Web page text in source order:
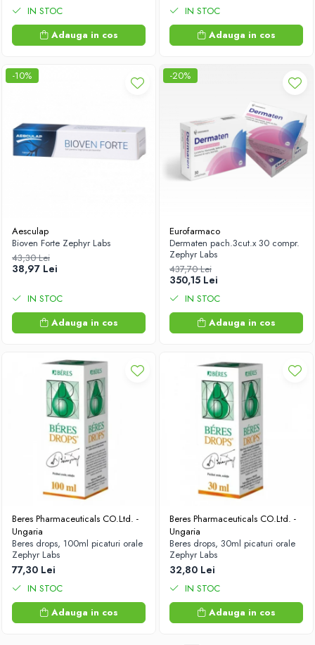
IN STOC
Adauga in cos
IN STOC
Adauga in cos
-10%
Aesculap
Bioven Forte Zephyr Labs
43,30 Lei
38,97 Lei
IN STOC
Adauga in cos
-20%
Eurofarmaco
Dermaten pach.3cut.x 30 compr.
Zephyr Labs
437,70 Lei
350,15 Lei
IN STOC
Adauga in cos
Beres Pharmaceuticals CO.Ltd. -
Ungaria
Beres drops, 100ml picaturi orale
Zephyr Labs
77,30 Lei
IN STOC
Adauga in cos
Beres Pharmaceuticals CO.Ltd. -
Ungaria
Beres drops, 30ml picaturi orale
Zephyr Labs
32,80 Lei
IN STOC
Adauga in cos